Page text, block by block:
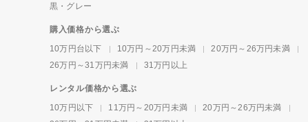
黒・グレー
購入価格から選ぶ
10万円台以下
10万円～20万円未満
20万円～26万円未満
26万円～31万円未満
31万円以上
レンタル価格から選ぶ
10万円以下
11万円～20万円未満
20万円～26万円未満